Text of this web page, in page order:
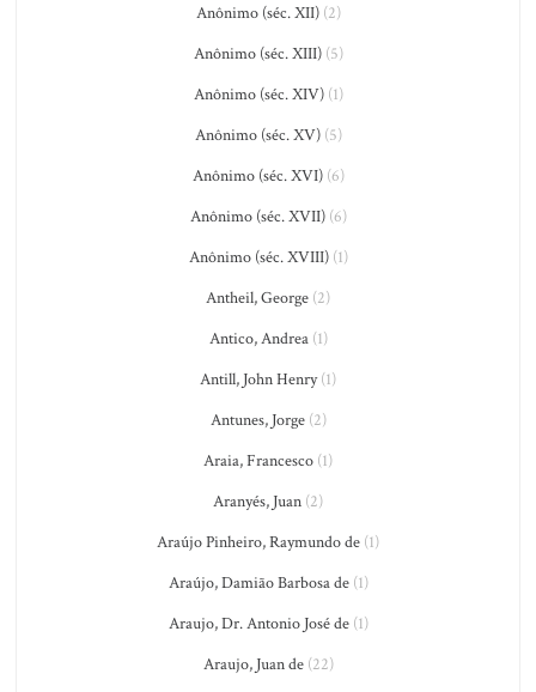
Anônimo (séc. XII)(2)
Anônimo (séc. XIII)(5)
Anônimo (séc. XIV)(1)
Anônimo (séc. XV)(5)
Anônimo (séc. XVI)(6)
Anônimo (séc. XVII)(6)
Anônimo (séc. XVIII)(1)
Antheil, George (2)
Antico, Andrea(1)
Antill, John Henry(1)
Antunes, Jorge(2)
Araia, Francesco (1)
Aranyés, Juan (2)
Araújo Pinheiro, Raymundo de (1)
Araújo, Damião Barbosa de(1)
Araujo, Dr. Antonio José de(1)
Araujo, Juan de(22)